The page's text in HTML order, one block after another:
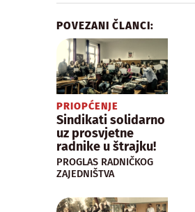
POVEZANI ČLANCI:
PRIOPĆENJE
Sindikati solidarno
uz prosvjetne
radnike u štrajku!
PROGLAS RADNIČKOG
ZAJEDNIŠTVA